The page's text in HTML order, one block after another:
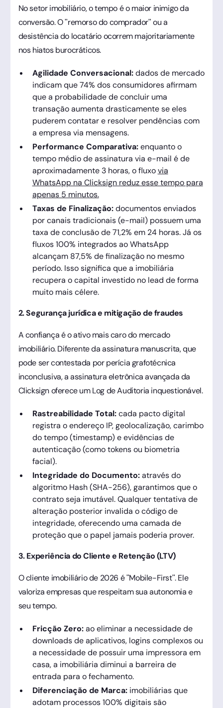
No setor imobiliário, o tempo é o maior inimigo da
conversão. O "remorso do comprador" ou a
desistência do locatário ocorrem majoritariamente
nos hiatos burocráticos.
Agilidade Conversacional:dados de mercado
indicam que 74% dos consumidores afirmam
que a probabilidade de concluir uma
transação aumenta drasticamente se eles
puderem contatar e resolver pendências com
a empresa via mensagens.
Performance Comparativa:enquanto o
tempo médio de assinatura via e-mail é de
aproximadamente 3 horas, o fluxovia
WhatsApp na Clicksign reduz esse tempo para
apenas 5 minutos.
Taxas de Finalização:documentos enviados
por canais tradicionais (e-mail) possuem uma
taxa de conclusão de 71,2% em 24 horas. Já os
fluxos 100% integrados ao WhatsApp
alcançam 87,5% de finalização no mesmo
período. Isso significa que a imobiliária
recupera o capital investido no lead de forma
muito mais célere.
2. Segurança jurídica e mitigação de fraudes
A confiança é o ativo mais caro do mercado
imobiliário. Diferente da assinatura manuscrita, que
pode ser contestada por perícia grafotécnica
inconclusiva, a assinatura eletrônica avançada da
Clicksign oferece um Log de Auditoria inquestionável.
Rastreabilidade Total:cada pacto digital
registra o endereço IP, geolocalização, carimbo
do tempo (timestamp) e evidências de
autenticação (como tokens ou biometria
facial).
Integridade do Documento:através do
algoritmo Hash (SHA-256), garantimos que o
contrato seja imutável. Qualquer tentativa de
alteração posterior invalida o código de
integridade, oferecendo uma camada de
proteção que o papel jamais poderia prover.
3. Experiência do Cliente e Retenção (LTV)
O cliente imobiliário de 2026 é "Mobile-First". Ele
valoriza empresas que respeitam sua autonomia e
seu tempo.
Fricção Zero:ao eliminar a necessidade de
downloads de aplicativos, logins complexos ou
a necessidade de possuir uma impressora em
casa, a imobiliária diminui a barreira de
entrada para o fechamento.
Diferenciação de Marca:imobiliárias que
adotam processos 100% digitais são